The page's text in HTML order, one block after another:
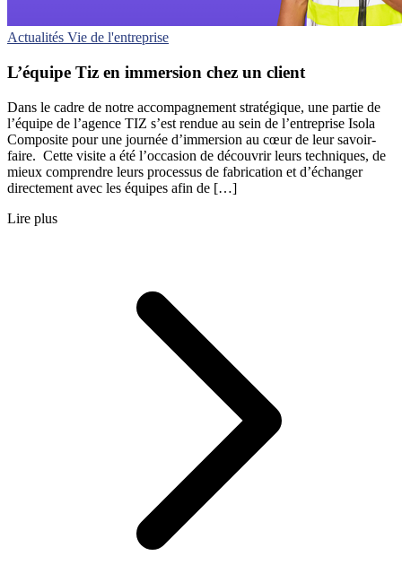
Actualités Vie de l'entreprise
L’équipe Tiz en immersion chez un client
Dans le cadre de notre accompagnement stratégique, une partie de
l’équipe de l’agence TIZ s’est rendue au sein de l’entreprise Isola
Composite pour une journée d’immersion au cœur de leur savoir-
faire. Cette visite a été l’occasion de découvrir leurs techniques, de
mieux comprendre leurs processus de fabrication et d’échanger
directement avec les équipes afin de […]
Lire plus